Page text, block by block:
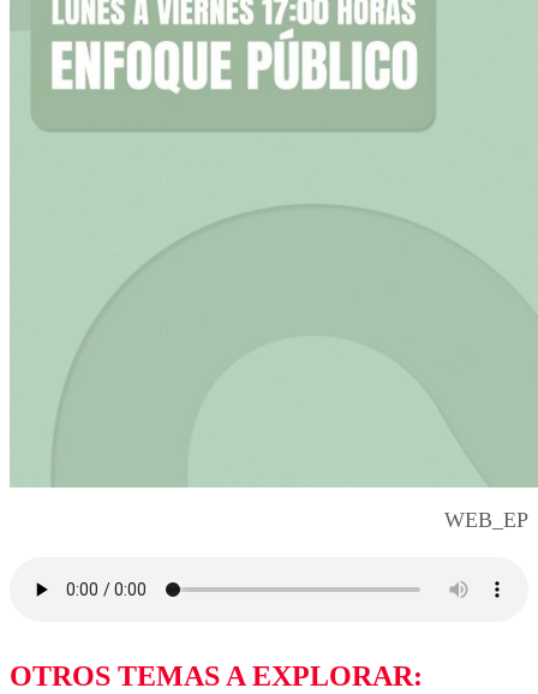
WEB_EP
OTROS TEMAS A EXPLORAR: